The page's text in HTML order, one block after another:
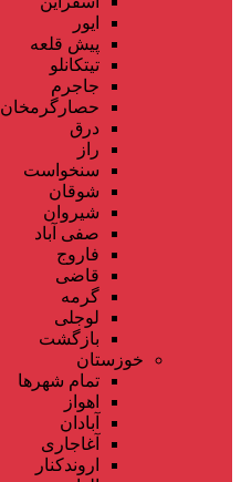
ایور
پیش قلعه
تیتکانلو
جاجرم
حصارگرمخان
درق
راز
سنخواست
شوقان
شیروان
صفی آباد
فاروج
قاضی
گرمه
لوجلی
بازگشت
خوزستان
تمام شهر‌ها
اهواز
آبادان
آغاجاری
اروندکنار